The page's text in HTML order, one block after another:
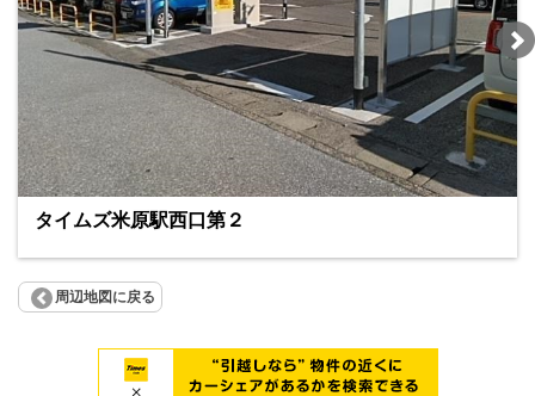
タイムズ米原駅西口第２
周辺地図に戻る